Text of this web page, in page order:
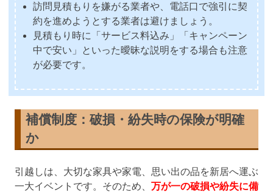
訪問見積もりを嫌がる業者や、電話口で強引に契
約を進めようとする業者は避けましょう。
見積もり時に「サービス料込み」「キャンペーン
中で安い」といった曖昧な説明をする場合も注意
が必要です。
補償制度 ：破損・紛失時の保険が明確
か
引越しは、大切な家具や家電、思い出の品を新居へ運ぶ
一大イベントです。そのため、 万が一の破損や紛失に備